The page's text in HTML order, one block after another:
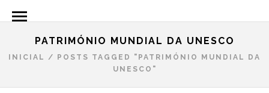
PATRIMÓNIO MUNDIAL DA UNESCO
INICIAL /
POSTS TAGGED "PATRIMÓNIO MUNDIAL DA
UNESCO"